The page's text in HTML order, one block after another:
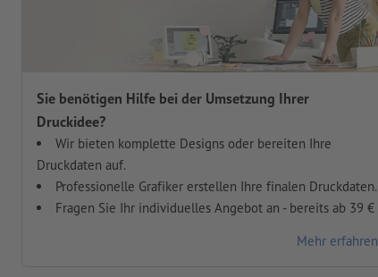
Sie benötigen Hilfe bei der Umsetzung Ihrer
Druckidee?
Wir bieten komplette Designs oder bereiten Ihre
Druckdaten auf.
Professionelle Grafiker erstellen Ihre finalen Druckdaten.
Fragen Sie Ihr individuelles Angebot an - bereits ab 39 €
Mehr erfahren